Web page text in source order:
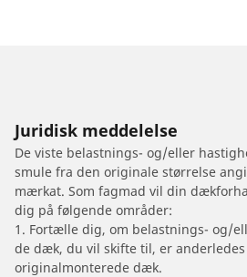
Juridisk meddelelse
De viste belastnings- og/eller
smule fra den originale størrelse
mærkat. Som fagmad vil din
dig på følgende områder:
1. Fortælle dig, om belastnings- og/
de dæk, du vil skifte til, er
originalmonterede dæk.